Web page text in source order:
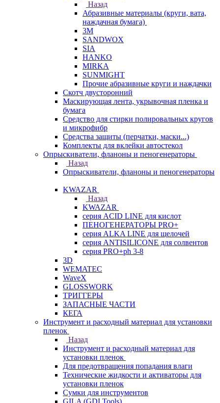
Назад
Абразивные материалы (круги, вата,
наждачная бумага)
3М
SANDWOX
SIA
HANKO
MIRKA
SUNMIGHT
Прочие абразивные круги и наждачки
Скотч двусторонний
Маскирующая лента, укрывочная пленка и
бумага
Средство для стирки полировальных кругов
и микрофибр
Средства защиты (перчатки, маски...)
Комплекты для вклейки автостекол
Опрыскиватели, фланоны и пеногенераторы
Назад
Опрыскиватели, фланоны и пеногенераторы
KWAZAR
Назад
KWAZAR
серия ACID LINE для кислот
ПЕНОГЕНЕРАТОРЫ PRO+
серия ALKA LINE для щелочей
серия ANTISILICONE для солвентов
серия PRO+ph 3-8
3D
WEMATEC
WaveX
GLOSSWORK
ТРИГГЕРЫ
ЗАПАСНЫЕ ЧАСТИ
КЕГА
Инструмент и расходный материал для установки
пленок
Назад
Инструмент и расходный материал для
установки пленок
Для предотвращения попадания влаги
Технические жидкости и активаторы для
установки пленок
Сумки для инструментов
GILA (GDI Tools)